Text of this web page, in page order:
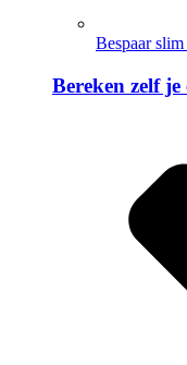
Bespaar
Bereken zelf